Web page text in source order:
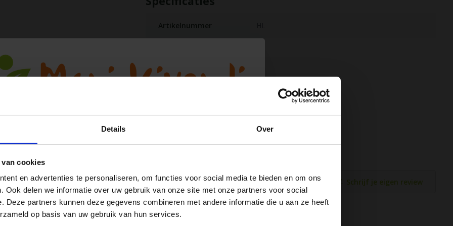
Details Over
cookies
en advertenties te personaliseren, om functies voor social media te bieden en om ons
Ook delen we informatie over uw gebruik van onze site met onze partners voor social
Deze partners kunnen deze gegevens combineren met andere informatie die u aan ze heeft
op basis van uw gebruik van hun services.
Dit exemplaar heeft
handbeweging zelf de batterijen
genoemd, is ideaal
Artikelnummer
Schrijf je eigen review
bestelling!
direct 5% kortingop je volgende aankoop en profiteer maandelijks van
hoge kortingen door je te abonneren op onze leuke nieuwsbrief! 😀